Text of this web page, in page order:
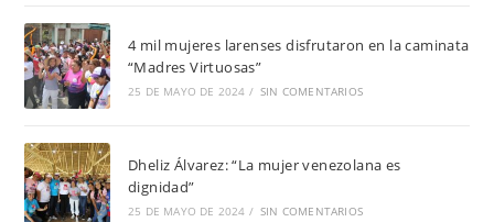
4 mil mujeres larenses disfrutaron en la caminata
“Madres Virtuosas”
25 DE MAYO DE 2024 / SIN COMENTARIOS
Dheliz Álvarez: “La mujer venezolana es
dignidad”
25 DE MAYO DE 2024 / SIN COMENTARIOS